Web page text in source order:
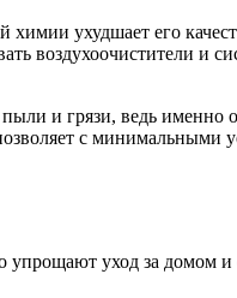
ухудшает его
воздухоочистители и
и грязи, ведь именно
с минимальными
упрощают уход за домом